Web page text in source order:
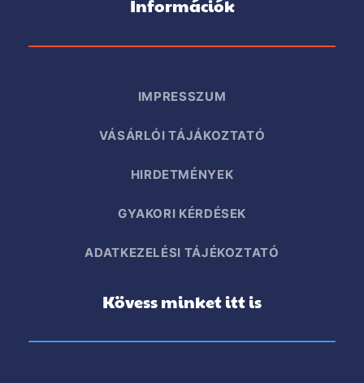
Információk
IMPRESSZUM
VÁSÁRLÓI TÁJÁKOZTATÓ
HIRDETMÉNYEK
GYAKORI KÉRDÉSEK
ADATKEZELÉSI TÁJÉKOZTATÓ
Kövess minket itt is